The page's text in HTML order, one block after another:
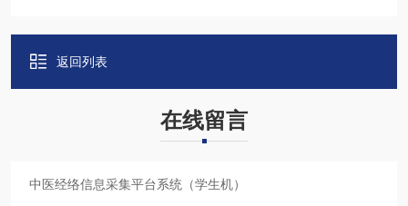
返回列表
在线留言